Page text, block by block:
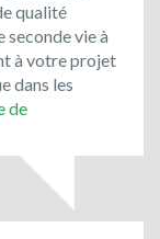
qualité
seconde vie à
à votre projet
dans les
deLe
les
pavés
de